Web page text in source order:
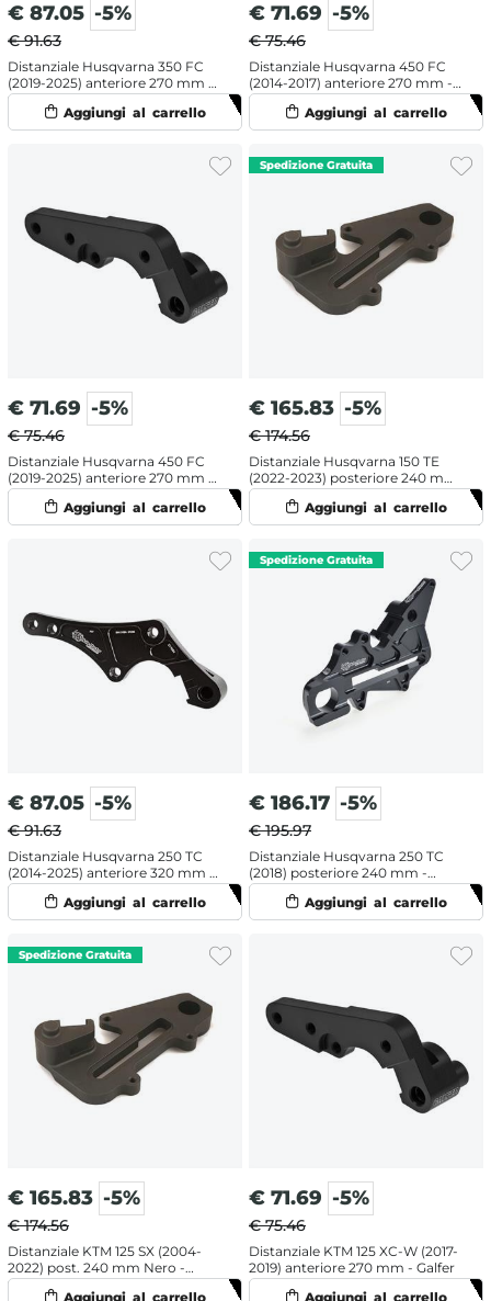
€ 87.05 -5%
€ 91.63
Distanziale Husqvarna 350 FC
(2019-2025) anteriore 270 mm -
Moto Master
€ 71.69 -5%
€ 75.46
Distanziale Husqvarna 450 FC
(2014-2017) anteriore 270 mm -
Galfer
€ 71.69 -5%
€ 75.46
Distanziale Husqvarna 450 FC
(2019-2025) anteriore 270 mm -
Galfer
€ 165.83 -5%
€ 174.56
Distanziale Husqvarna 150 TE
(2022-2023) posteriore 240 mm
- Galfer
€ 87.05 -5%
€ 91.63
Distanziale Husqvarna 250 TC
(2014-2025) anteriore 320 mm -
Moto Master
€ 186.17 -5%
€ 195.97
Distanziale Husqvarna 250 TC
(2018) posteriore 240 mm -
Moto Master
€ 165.83 -5%
€ 174.56
Distanziale KTM 125 SX (2004-
2022) post. 240 mm Nero -
Galfer
€ 71.69 -5%
€ 75.46
Distanziale KTM 125 XC-W (2017-
2019) anteriore 270 mm - Galfer